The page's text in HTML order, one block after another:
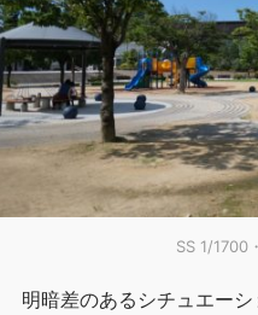
SS 1/1700
明暗差のあるシチュエー